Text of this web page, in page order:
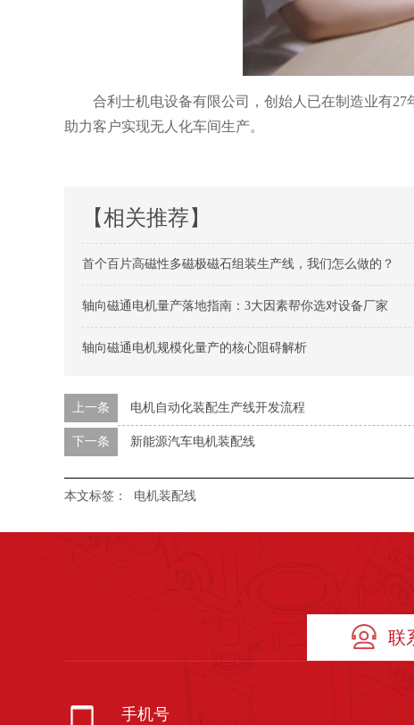
合利士机电设备有限公司，创始人已在制造业有27
助力客户实现无人化车间生产。
【相关推荐】
首个百片高磁性多磁极磁石组装生产线，我们怎么做的？
轴向磁通电机量产落地指南：3大因素帮你选对设备厂家
轴向磁通电机规模化量产的核心阻碍解析
上一条 电机自动化装配生产线开发流程
下一条 新能源汽车电机装配线
本文标签： 电机装配线
联
手机号